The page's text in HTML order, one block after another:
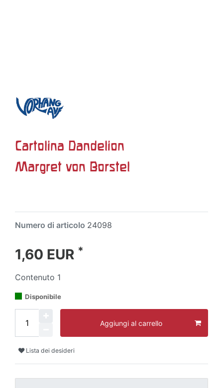
Cartolina Dandelion
Margret von Borstel
Numero di articolo 24098
1,60 EUR *
Contenuto 1
Disponibile
Aggiungi al carrello
Lista dei desideri